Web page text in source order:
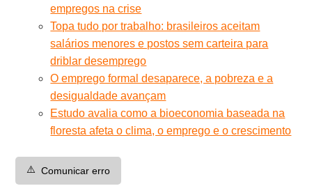
empregos na crise
Topa tudo por trabalho: brasileiros aceitam
salários menores e postos sem carteira para
driblar desemprego
O emprego formal desaparece, a pobreza e a
desigualdade avançam
Estudo avalia como a bioeconomia baseada na
floresta afeta o clima, o emprego e o crescimento
⚠️ Comunicar erro